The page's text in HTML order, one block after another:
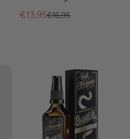
Verkoopprijs
€13,95
Normale€16,95